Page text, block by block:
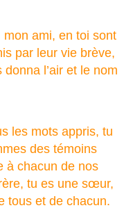
mon ami, en toi sont
par leur vie brève,
donna l’air et le nom
les mots appris, tu
des témoins
à chacun de nos
tu es une sœur,
tous et de chacun.